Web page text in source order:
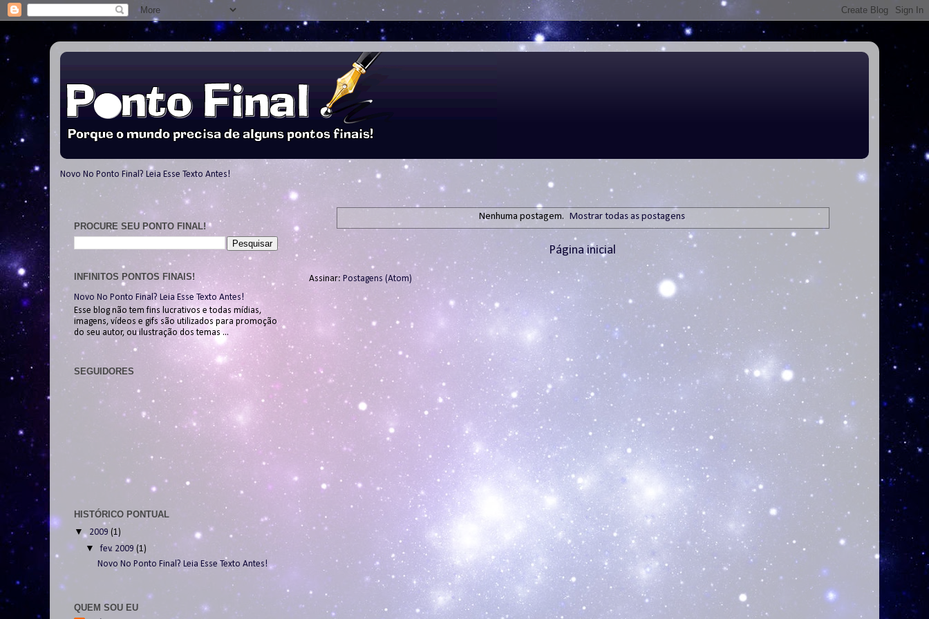
Novo No Ponto Final? Leia Esse Texto Antes!
Nenhuma postagem. Mostrar todas as postagens
Página inicial
Assinar: Postagens (Atom)
PROCURE SEU PONTO FINAL!
INFINITOS PONTOS FINAIS!
Novo No Ponto Final? Leia Esse Texto Antes!
Esse blog não tem fins lucrativos e todas mídias,
imagens, vídeos e gifs são utilizados para promoção
do seu autor, ou ilustração dos temas ...
SEGUIDORES
HISTÓRICO PONTUAL
▼ 2009 (1)
▼fev. 2009(1)
Novo No Ponto Final? Leia Esse Texto Antes!
QUEM SOU EU